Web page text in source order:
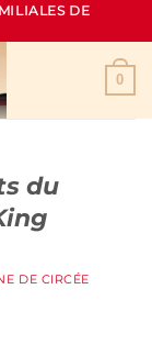
DE
0
du
DE CIRCÉE